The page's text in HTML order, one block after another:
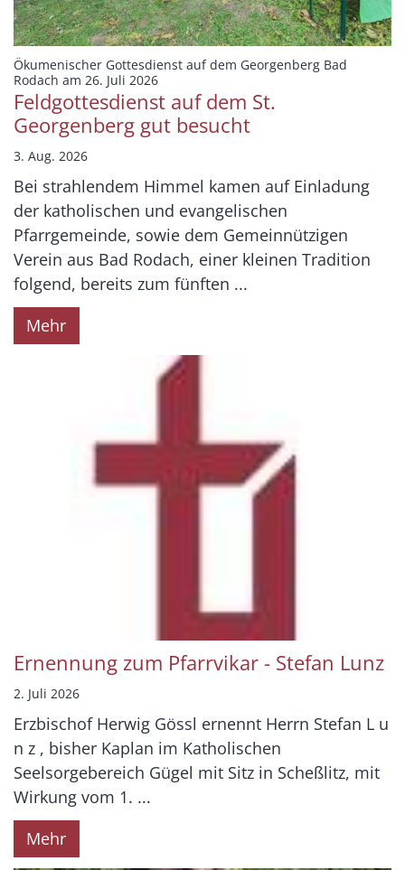
Ökumenischer Gottesdienst auf dem Georgenberg Bad
Rodach am 26. Juli 2026:
Feldgottesdienst auf dem St.
Georgenberg gut besucht
3. Aug. 2026
Bei strahlendem Himmel kamen auf Einladung
der katholischen und evangelischen
Pfarrgemeinde, sowie dem Gemeinnützigen
Verein aus Bad Rodach, einer kleinen Tradition
folgend, bereits zum fünften ...
Mehr
Ernennung zum Pfarrvikar - Stefan Lunz
2. Juli 2026
Erzbischof Herwig Gössl ernennt Herrn Stefan L u
n z , bisher Kaplan im Katholischen
Seelsorgebereich Gügel mit Sitz in Scheßlitz, mit
Wirkung vom 1. ...
Mehr